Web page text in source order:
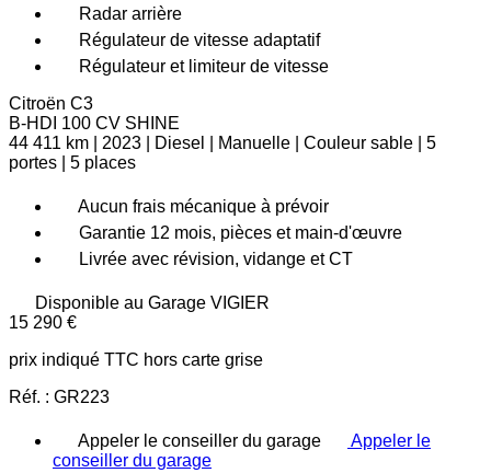
Radar arrière
Régulateur de vitesse adaptatif
Régulateur et limiteur de vitesse
Citroën C3
B-HDI 100 CV SHINE
44 411 km
2023 Diesel Manuelle Couleur sable
5
portes
5 places
Aucun frais mécanique à prévoir
Garantie 12 mois, pièces et main-d'œuvre
Livrée avec révision, vidange et CT
Disponible au Garage VIGIER
15 290 €
prix indiqué TTC hors carte grise
Réf. : GR223
Appeler le conseiller du garage
Appeler le
conseiller du garage